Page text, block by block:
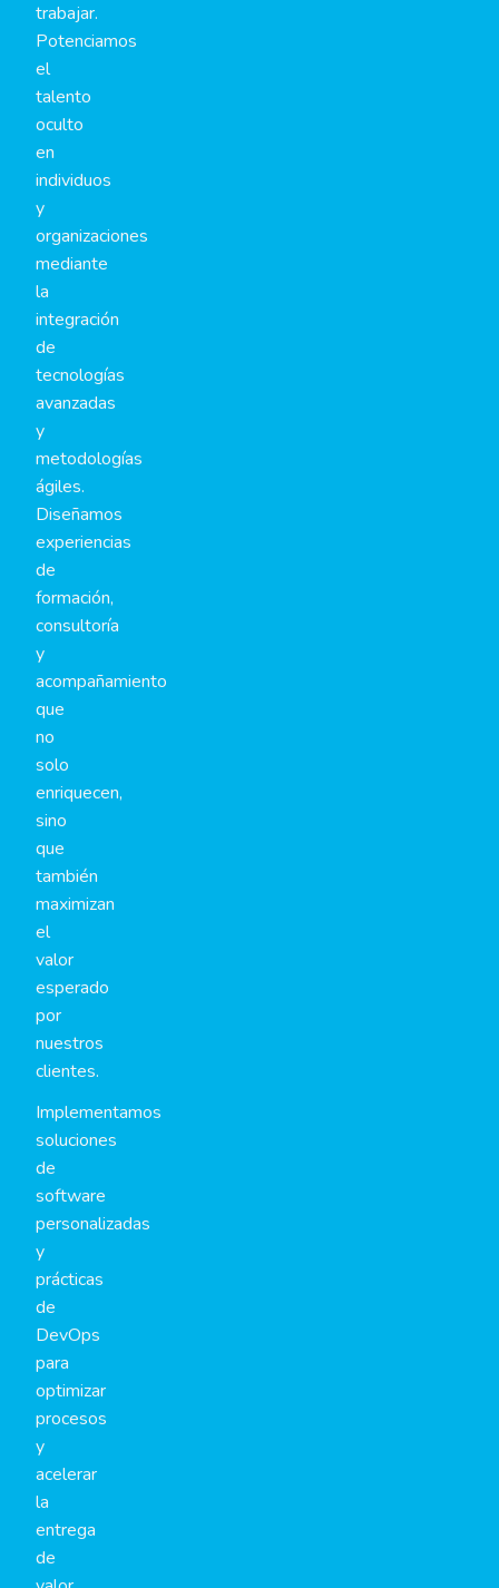
trabajar.
Potenciamos
el
talento
oculto
en
individuos
y
organizaciones
mediante
la
integración
de
tecnologías
avanzadas
y
metodologías
ágiles.
Diseñamos
experiencias
de
formación,
consultoría
y
acompañamiento
que
no
solo
enriquecen,
sino
que
también
maximizan
el
valor
esperado
por
nuestros
clientes.
Implementamos
soluciones
de
software
personalizadas
y
prácticas
de
DevOps
para
optimizar
procesos
y
acelerar
la
entrega
de